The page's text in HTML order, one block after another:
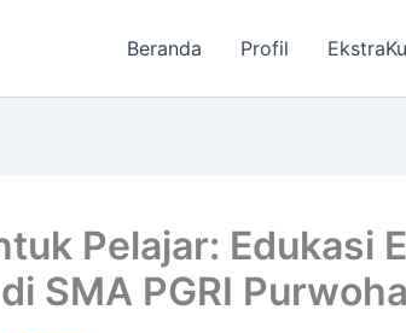
Beranda Profil
Pelajar: Edukasi
SMA PGRI